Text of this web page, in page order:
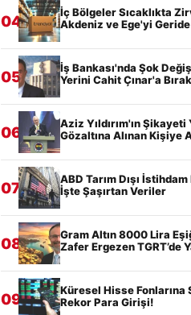
04
İç Bölgeler Sıcaklıkta
Akdeniz ve Ege'yi Geride
05
İş Bankası'nda Şok
Yerini Cahit Çınar'a
06
Aziz Yıldırım'ın
Gözaltına Alınan Kişiye
07
ABD Tarım Dışı
İşte Şaşırtan Veriler
08
Gram Altın 8000 Lira
Zafer Ergezen TGRT’de
09
Küresel Hisse Fonlarına
Rekor Para Girişi!